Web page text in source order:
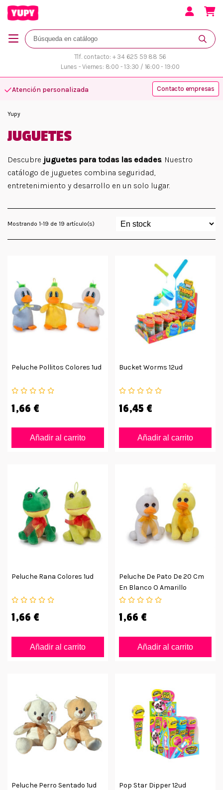
Tlf. contacto: + 34 625 59 88 56
Lunes - Viernes: 8:00 - 13:30 / 16:00 - 19:00
Atención personalizada Contacto empresas
Yupy
JUGUETES
Descubre juguetes para todas las edades. Nuestro
catálogo de juguetes combina seguridad,
entretenimiento y desarrollo en un solo lugar.
Mostrando 1-19 de 19 artículo(s)
Peluche Pollitos Colores 1ud
1,66 €
Añadir al carrito
Bucket Worms 12ud
16,45 €
Añadir al carrito
Peluche Rana Colores 1ud
1,66 €
Añadir al carrito
Peluche De Pato De 20 Cm
En Blanco O Amarillo
1,66 €
Añadir al carrito
Peluche Perro Sentado 1ud Pop Star Dipper 12ud